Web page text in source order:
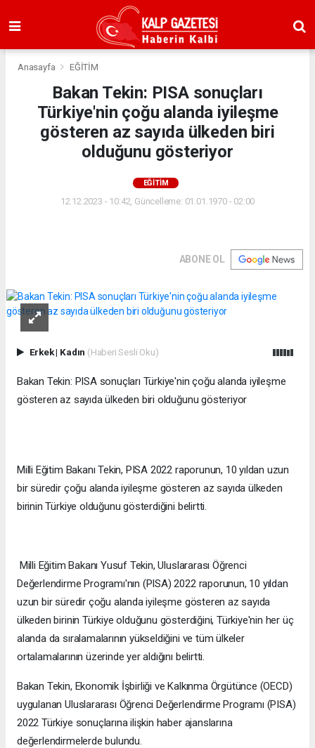
Anasayfa EĞİTİM
Bakan Tekin: PISA sonuçları
Türkiye'nin çoğu alanda iyileşme
gösteren az sayıda ülkeden biri
olduğunu gösteriyor
EĞİTİM
12.12.2023 - 10:42, Güncelleme: 01.01.1970 - 02:00
ABONE OL
Erkek| Kadın (Haberi Sesli Oku)
Bakan Tekin: PISA sonuçları Türkiye'nin çoğu alanda iyileşme
gösteren az sayıda ülkeden biri olduğunu gösteriyor
Milli Eğitim Bakanı Tekin, PISA 2022 raporunun, 10 yıldan uzun
bir süredir çoğu alanda iyileşme gösteren az sayıda ülkeden
birinin Türkiye olduğunu gösterdiğini belirtti.
Milli Eğitim Bakanı Yusuf Tekin, Uluslararası Öğrenci
Değerlendirme Programı'nın (PISA) 2022 raporunun, 10 yıldan
uzun bir süredir çoğu alanda iyileşme gösteren az sayıda
ülkeden birinin Türkiye olduğunu gösterdiğini, Türkiye'nin her üç
alanda da sıralamalarının yükseldiğini ve tüm ülkeler
ortalamalarının üzerinde yer aldığını belirtti.
Bakan Tekin, Ekonomik İşbirliği ve Kalkınma Örgütünce (OECD)
uygulanan Uluslararası Öğrenci Değerlendirme Programı (PISA)
2022 Türkiye sonuçlarına ilişkin haber ajanslarına
değerlendirmelerde bulundu.